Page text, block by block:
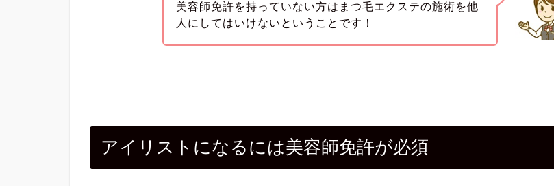
美容師免許を持っていない方はまつ毛エクステの施術を他
人にしてはいけないということです！
アイリストになるには美容師免許が必須